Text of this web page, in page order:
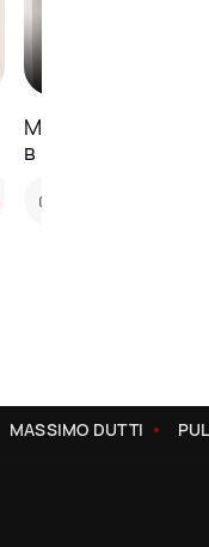
Модный базар
в NELVA
05.08.2026
MASSIMO DUTTI